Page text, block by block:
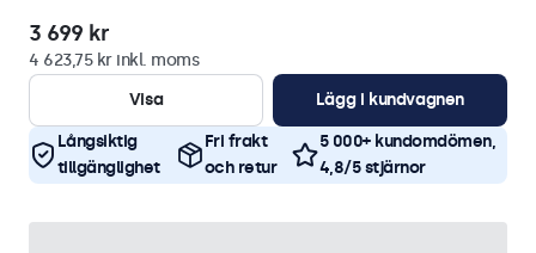
3 699 kr
4 623,75 kr inkl. moms
Visa
Lägg i kundvagnen
Långsiktig
tillgänglighet
Fri frakt
och retur
5 000+ kundomdömen,
4,8/5 stjärnor